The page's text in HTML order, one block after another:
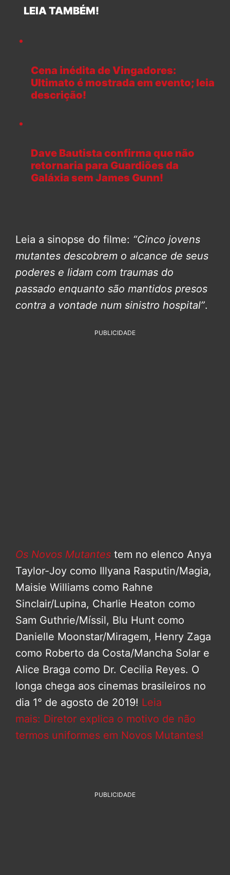
LEIA TAMBÉM!
Cena inédita de Vingadores:
Ultimato é mostrada em evento; leia
descrição!
Dave Bautista confirma que não
retornaria para Guardiões da
Galáxia sem James Gunn!
Leia a sinopse do filme: “Cinco jovens
mutantes descobrem o alcance de seus
poderes e lidam com traumas do
passado enquanto são mantidos presos
contra a vontade num sinistro hospital”.
PUBLICIDADE
Os Novos Mutantes tem no elenco Anya
Taylor-Joy como Illyana Rasputin/Magia,
Maisie Williams como Rahne
Sinclair/Lupina, Charlie Heaton como
Sam Guthrie/Míssil, Blu Hunt como
Danielle Moonstar/Miragem, Henry Zaga
como Roberto da Costa/Mancha Solar e
Alice Braga como Dr. Cecilia Reyes. O
longa chega aos cinemas brasileiros no
dia 1° de agosto de 2019! Leia
mais: Diretor explica o motivo de não
termos uniformes em Novos Mutantes!
PUBLICIDADE